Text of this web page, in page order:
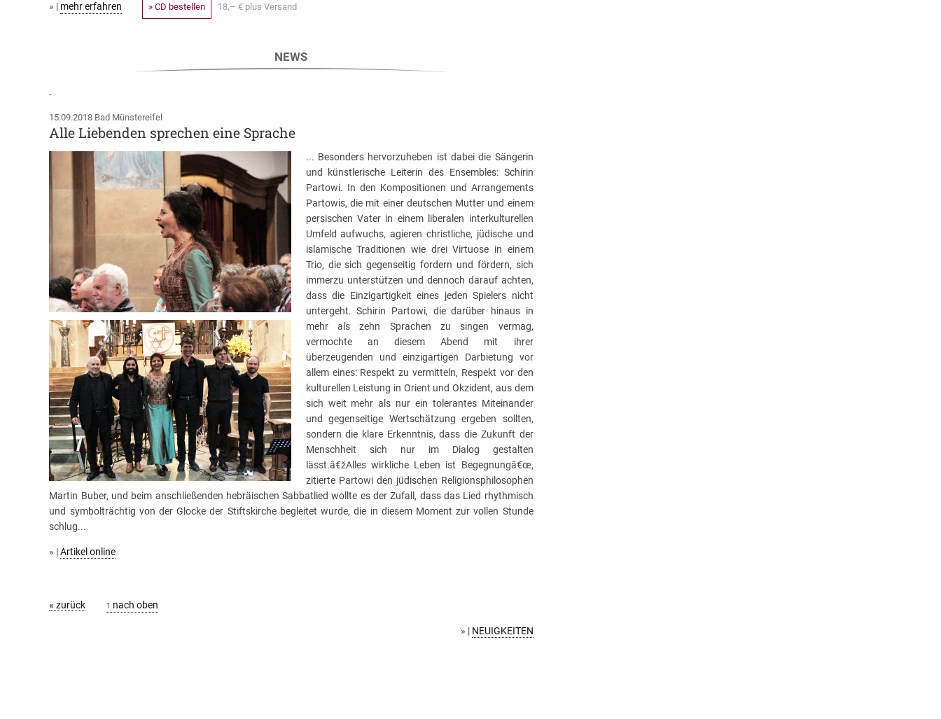
» | mehr erfahren » CD bestellen 18,– € plus Versand
NEWS
-
15.09.2018 Bad Münstereifel
Alle Liebenden sprechen eine Sprache
... Besonders hervorzuheben ist dabei die Sängerin
und künstlerische Leiterin des Ensembles: Schirin
Partowi. In den Kompositionen und Arrangements
Partowis, die mit einer deutschen Mutter und einem
persischen Vater in einem liberalen interkulturellen
Umfeld aufwuchs, agieren christliche, jüdische und
islamische Traditionen wie drei Virtuose in einem
Trio, die sich gegenseitig fordern und fördern, sich
immerzu unterstützen und dennoch darauf achten,
dass die Einzigartigkeit eines jeden Spielers nicht
untergeht. Schirin Partowi, die darüber hinaus in
mehr als zehn Sprachen zu singen vermag,
vermochte an diesem Abend mit ihrer
überzeugenden und einzigartigen Darbietung vor
allem eines: Respekt zu vermitteln, Respekt vor den
kulturellen Leistung in Orient und Okzident, aus dem
sich weit mehr als nur ein tolerantes Miteinander
und gegenseitige Wertschätzung ergeben sollten,
sondern die klare Erkenntnis, dass die Zukunft der
Menschheit sich nur im Dialog gestalten
lässt.â€žAlles wirkliche Leben ist Begegnungâ€œ,
zitierte Partowi den jüdischen Religionsphilosophen
Martin Buber, und beim anschließenden hebräischen Sabbatlied wollte es der Zufall, dass das Lied rhythmisch
und symbolträchtig von der Glocke der Stiftskirche begleitet wurde, die in diesem Moment zur vollen Stunde
schlug...
» |Artikel online
« zurück ↑ nach oben
» | NEUIGKEITEN